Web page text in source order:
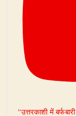
“उत्तरकाशी में